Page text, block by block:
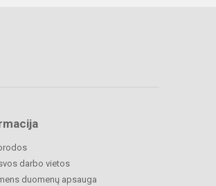
darbo vietos
duomenų apsauga